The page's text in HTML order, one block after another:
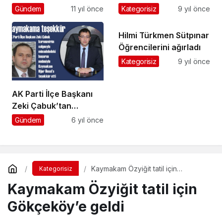
Gündem 11 yıl önce
toprağa verildi
Kategorisiz 9 yıl önce
AK Parti İlçe Başkanı
Zeki Çabuk’tan
Kaymakam Uğur
Gündem 6 yıl önce
Hilmi Türkmen Sütpınar
Öğrencilerini ağırladı
Kategorisiz 9 yıl önce
Kategorisiz
Kaymakam Özyiğit tatil için
Kaymakam Özyiğit tatil için
Gökçeköy’e geldi